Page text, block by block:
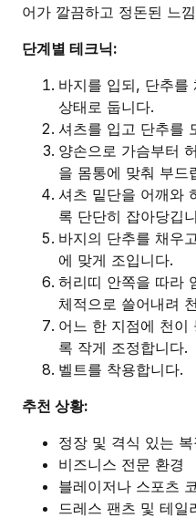
어가 깔끔하고 정돈된 느
단계별 테크닉:
바지를 입되, 단추를
상태로 둡니다.
셔츠를 입고 단추를
양손으로 가슴부터
을 몸통에 맞춰 부드
셔츠 밑단을 어깨와
록 단단히 잡아당깁
바지의 단추를 채우
에 맞게 조입니다.
허리띠 안쪽을 따라
체적으로 쓸어내려
어느 한 지점에 천이
록 작게 조정합니다.
벨트를 착용합니다.
추천 상황:
정장 및 격식 있는
비즈니스 전문 환경
블레이저나 스포츠
드레스 팬츠 및 테일